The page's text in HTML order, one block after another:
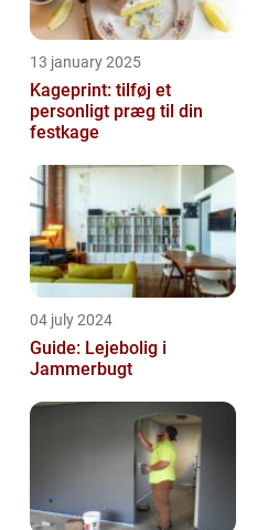
13 january 2025
Kageprint: tilføj et
personligt præg til din
festkage
04 july 2024
Guide: Lejebolig i
Jammerbugt